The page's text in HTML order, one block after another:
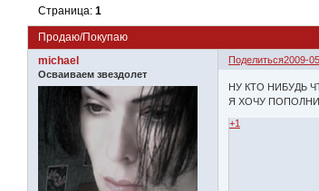
Продаю/Покупаю
Страница:1
Поделиться2009-
michael
Осваиваем звездолет
НУ КТО НИБУДЬ
Я ХОЧУ
+1